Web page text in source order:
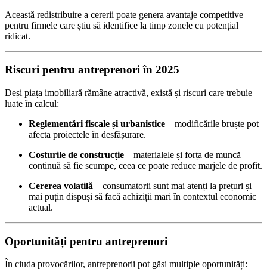
Această redistribuire a cererii poate genera avantaje competitive
pentru firmele care știu să identifice la timp zonele cu potențial
ridicat.
Riscuri pentru antreprenori în 2025
Deși piața imobiliară rămâne atractivă, există și riscuri care trebuie
luate în calcul:
Reglementări fiscale și urbanistice – modificările bruște pot
afecta proiectele în desfășurare.
Costurile de construcție – materialele și forța de muncă
continuă să fie scumpe, ceea ce poate reduce marjele de profit.
Cererea volatilă – consumatorii sunt mai atenți la prețuri și
mai puțin dispuși să facă achiziții mari în contextul economic
actual.
Oportunități pentru antreprenori
În ciuda provocărilor, antreprenorii pot găsi multiple oportunități: